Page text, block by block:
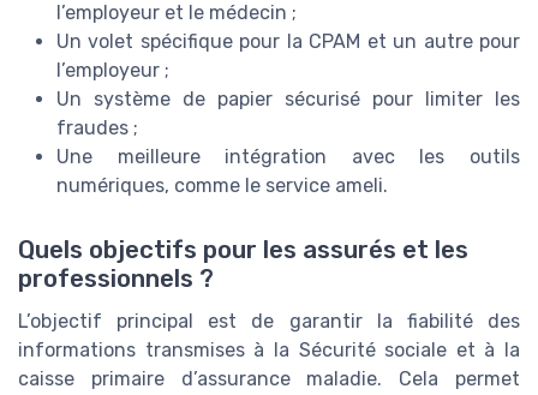
l’employeur et le médecin ;
Un volet spécifique pour la CPAM et un autre pour
l’employeur ;
Un système de papier sécurisé pour limiter les
fraudes ;
Une meilleure intégration avec les outils
numériques, comme le service ameli.
Quels objectifs pour les assurés et les
professionnels ?
L’objectif principal est de garantir la fiabilité des
informations transmises à la Sécurité sociale et à la
caisse primaire d’assurance maladie. Cela permet